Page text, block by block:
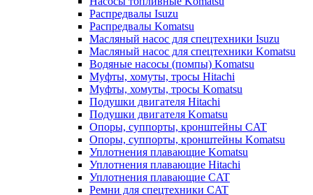
Распредвалы Isuzu
Распредвалы Komatsu
Масляный насос для спецтехники Isuzu
Масляный насос для спецтехники Komatsu
Водяные насосы (помпы) Komatsu
Муфты, хомуты, тросы Hitachi
Муфты, хомуты, тросы Komatsu
Подушки двигателя Hitachi
Подушки двигателя Komatsu
Опоры, суппорты, кронштейны CAT
Опоры, суппорты, кронштейны Komatsu
Уплотнения плавающие Komatsu
Уплотнения плавающие Hitachi
Уплотнения плавающие CAT
Ремни для спецтехники CAT